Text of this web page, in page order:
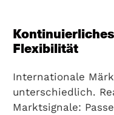
Flexibilität
Internationale
unterschiedlich.
Marktsignale: